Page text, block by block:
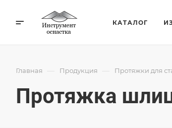
КАТАЛОГ
Главная — Продукция — Протяжки для
Протяжка